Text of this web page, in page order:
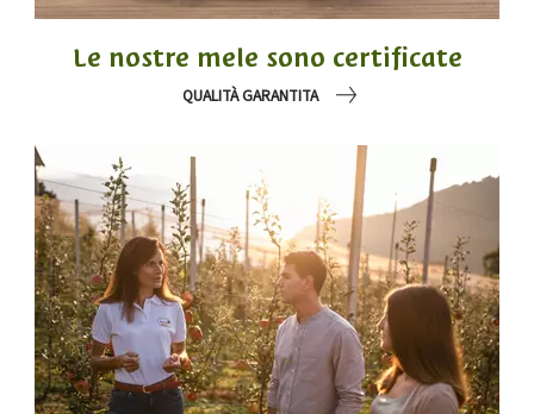
Le nostre mele sono certificate
QUALITÀ GARANTITA